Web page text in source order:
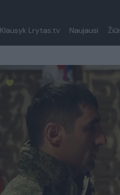
Klausyk Lrytas.tv Naujausi
Paremkite Ukrainą